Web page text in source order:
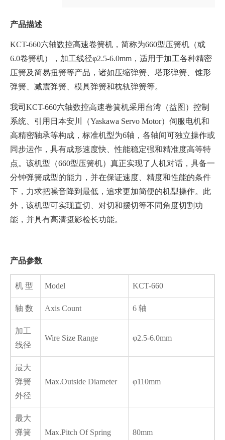
产品描述
KCT-660六轴数控高速卷簧机，简称为660型压簧机（或
6.0卷簧机），加工线径φ2.5-6.0mm，适用于加工各种精密
压簧及简易扭簧等产品，诸如压缩弹簧、塔形弹簧、锥形
弹簧、减震弹簧、模具弹簧和枕轨弹簧等。
我司KCT-660六轴数控高速卷簧机采用台湾（益图）控制
系统、引用日本安川（Yaskawa Servo Motor）伺服电机和
高精密轴承等构成，标准机型为6轴，各轴间可独立操作或
同步运作，具有成形速度快、性能稳定强和精准度高等特
点。该机型（660型压簧机）真正实现了人机对话，具备一
分钟弹簧成型的能力，并在保证速度、精度和性能的条件
下，力求把噪音降到最低，追求更加简便的机型操作。此
外，该机型可实现直切、对切和摆切等不同角度切割功
能，并具有高清摄影检长功能。
产品参数
机 型 Model KCT-660
轴 数 Axis Count 6 轴
加工
线径
Wire Size Range φ2.5-6.0mm
最大
弹簧
外径
Max.Outside Diameter φ110mm
最大
弹簧
Max.Pitch Of Spring 80mm